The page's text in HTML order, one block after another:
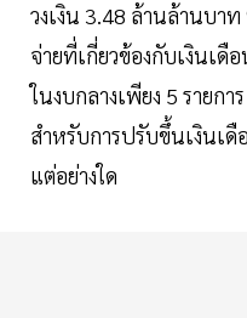
วงเงิน 3.48 ล้านล้านบา
จ่ายที่เกี่ยวข้องกับเงินเดื
ในงบกลางเพียง 5 รายก
สำหรับการปรับขึ้นเงินเดื
แต่อย่างใด